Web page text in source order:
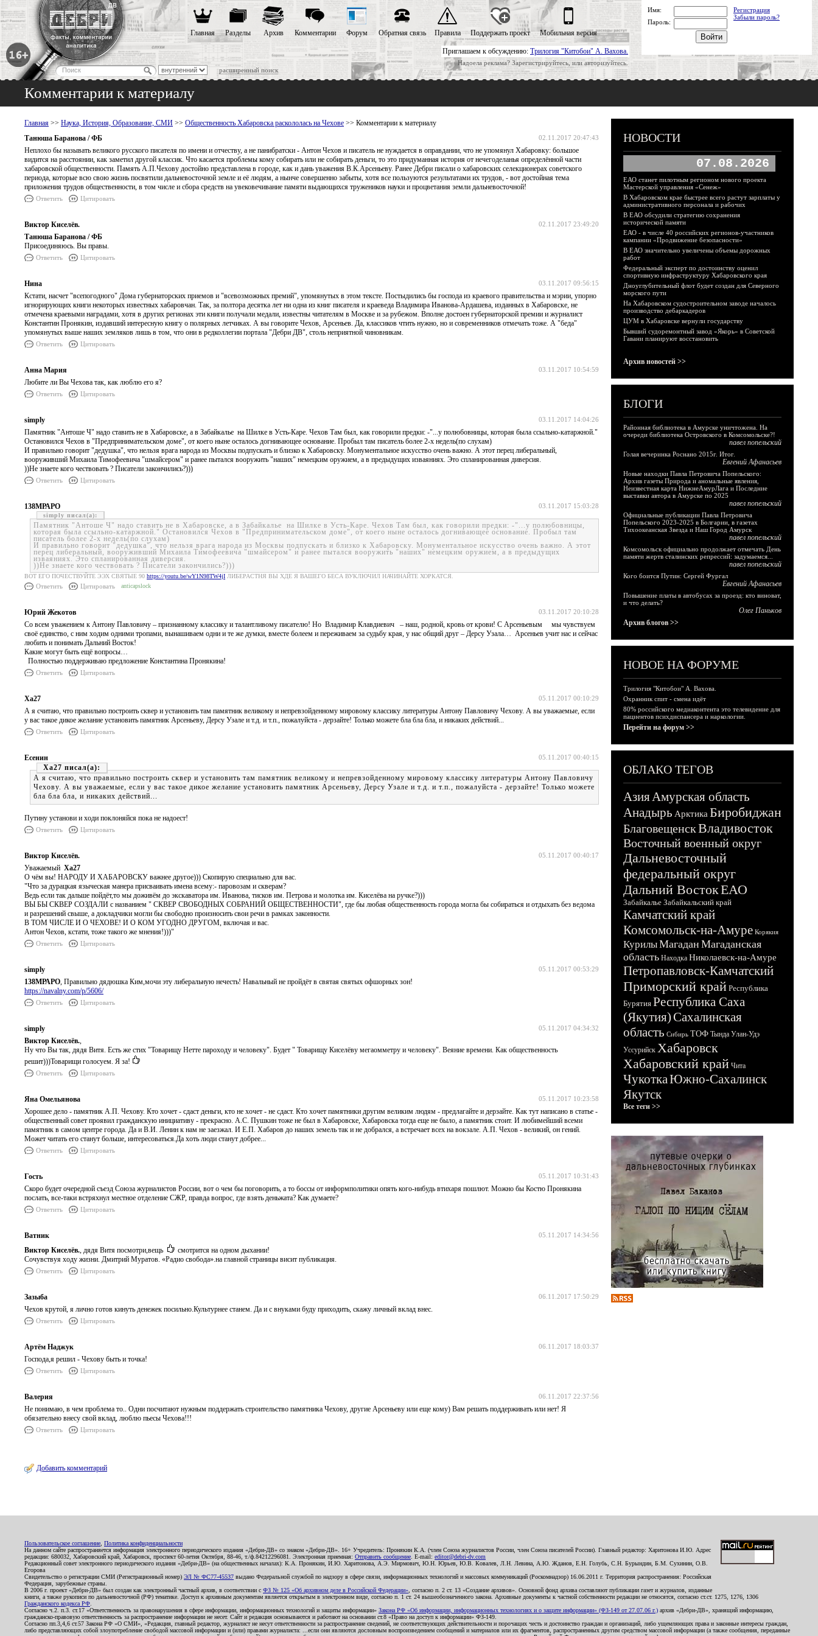
Приглашаем к обсуждению: Трилогия "Китобои" А. Вахова.
Надоела реклама? Зарегистрируйтесь, или авторизуйтесь.
расширенный поиск
Главная Разделы Архив Комментарии Форум Обратная связь Правила Поддержать проект Мобильная версия
Имя:
Регистрация
Забыли пароль?
Пароль:
Комментарии к материалу
Главная >> Наука, История, Образование, СМИ >> Общественность Хабаровска раскололась на Чехове >> Комментарии к материалу
02.11.2017 20:47:43
Танюша Баранова / ФБ
Неплохо бы называть великого русского писателя по имени и отчеству, а не панибратски - Антон Чехов и писатель не нуждается в оправдании, что не упомянул Хабаровку: большое
видится на расстоянии, как заметил другой классик. Что касается проблемы кому собирать или не собирать деньги, то это придуманная история от нечегоделанья определённой части
хабаровской общественности. Память А.П.Чехову достойно представлена в городе, как и дань уважения В.К.Арсеньеву. Ранее Дебри писали о хабаровских селекционерах советского
периода, которые всю свою жизнь посвятили дальневосточной земле и её людям, а нынче совершенно забыты, хотя все пользуются результатами их трудов, - вот достойная тема
приложения трудов общественности, в том числе и сбора средств на увековечивание памяти выдающихся тружеников науки и процветания земли дальневосточной!
Ответить Цитировать
02.11.2017 23:49:20
Виктор Киселёв.
Танюша Баранова / ФБ
Присоединяюсь. Вы правы.
Ответить Цитировать
03.11.2017 09:56:15
Нина
Кстати, насчет "всепогодного" Дома губернаторских приемов и "всевозможных премий", упомянутых в этом тексте. Постыдились бы господа из краевого правительства и мэрии, упорно
игнорирующих книги некоторых известных хабаровчан. Так, за полтора десятка лет ни одна из книг писателя и краеведа Владимира Иванова-Ардашева, изданных в Хабаровске, не
отмечена краевыми наградами, хотя в других регионах эти книги получали медали, известны читателям в Москве и за рубежом. Вполне достоен губернаторской премии и журналист
Константин Пронякин, издавший интересную книгу о полярных летчиках. А вы говорите Чехов, Арсеньев. Да, классиков чтить нужно, но и современников отмечать тоже. А "беда"
упомянутых выше наших земляков лишь в том, что они в редколлегии портала "Дебри ДВ", столь неприятной чиновникам.
Ответить Цитировать
03.11.2017 10:54:59
Анна Мария
Любите ли Вы Чехова так, как люблю его я?
Ответить Цитировать
03.11.2017 14:04:26
simply
Памятник "Антоше Ч" надо ставить не в Хабаровске, а в Забайкалье на Шилке в Усть-Каре. Чехов Там был, как говорили предки: -"...у полюбовницы, которая была ссыльно-катаржной."
Остановился Чехов в "Предпринимательском доме", от коего ныне осталось догнивающее основание. Пробыл там писатель более 2-х недель(по слухам)
И правильно говорит "дедушка", что нельзя врага народа из Москвы подпускать и близко к Хабаровску. Монументальное искусство очень важно. А этот перец либеральный,
вооруживший Михаила Тимофеевича "шмайсером" и ранее пытался вооружить "наших" немецким оружием, а в предыдущих изваяниях. Это спланированная диверсия.
))Не знаете кого чествовать ? Писатели закончились?)))
Ответить Цитировать
03.11.2017 15:03:28
138МРАРО
simply
Памятник "Антоше Ч" надо ставить не в Хабаровске, а в Забайкалье на Шилке в Усть-Каре. Чехов Там был, как говорили предки: -"...у полюбовницы,
которая была ссыльно-катаржной." Остановился Чехов в "Предпринимательском доме", от коего ныне осталось догнивающее основание. Пробыл там
писатель более 2-х недель(по слухам)
И правильно говорит "дедушка", что нельзя врага народа из Москвы подпускать и близко к Хабаровску. Монументальное искусство очень важно. А этот
перец либеральный, вооруживший Михаила Тимофеевича "шмайсером" и ранее пытался вооружить "наших" немецким оружием, а в предыдущих
изваяниях. Это спланированная диверсия.
))Не знаете кого чествовать ? Писатели закончились?)))
ВОТ ЕГО ПОЧЕСТВУЙТЕ ЭЭХ СВЯТЫЕ 90 https://youtu.be/wY1N98TW4jI ЛИБЕРАСТНЯ ВЫ ХДЕ Я ВАШЕГО БЕСА ВУКЛЮЧИЛ НАЧИНАЙТЕ ХОРКАТСЯ.
Ответить Цитировать anticapslock
03.11.2017 20:10:28
Юрий Жекотов
Со всем уважением к Антону Павловичу – признанному классику и талантливому писателю! Но Владимир Клавдиевич – наш, родной, кровь от крови! С Арсеньевым мы чувствуем
своё единство, с ним ходим одними тропами, вынашиваем одни и те же думки, вместе болеем и переживаем за судьбу края, у нас общий друг – Дерсу Узала… Арсеньев учит нас и сейчас
любить и понимать Дальний Восток!
Какие могут быть ещё вопросы…
Полностью поддерживаю предложение Константина Пронякина!
Ответить Цитировать
05.11.2017 00:10:29
Ха27
А я считаю, что правильно построить сквер и установить там памятник великому и непревзойденному мировому классику литературы Антону Павловичу Чехову. А вы уважаемые, если
у вас такое дикое желание установить памятник Арсеньеву, Дерсу Узале и т.д. и т.п., пожалуйста - дерзайте! Только можете бла бла бла, и никаких действий...
Ответить Цитировать
05.11.2017 00:40:15
Есенин
Ха27
А я считаю, что правильно построить сквер и установить там памятник великому и непревзойденному мировому классику литературы Антону Павловичу
Чехову. А вы уважаемые, если у вас такое дикое желание установить памятник Арсеньеву, Дерсу Узале и т.д. и т.п., пожалуйста - дерзайте! Только можете
бла бла бла, и никаких действий...
Путину установи и ходи поклоняйся пока не надоест!
Ответить Цитировать
05.11.2017 00:40:17
Виктор Киселёв.
Уважаемый Ха27
О чём вы! НАРОДУ И ХАБАРОВСКУ важнее другое))) Скопирую специально для вас.
"Что за дурацкая языческая манера присваивать имена всему:- паровозам и скверам?
Ведь если так дальше пойдёт,то мы доживём до экскаватора им. Иванова, тисков им. Петрова и молотка им. Киселёва на ручке?)))
ВЫ БЫ СКВЕР СОЗДАЛИ с названием " СКВЕР СВОБОДНЫХ СОБРАНИЙ ОБЩЕСТВЕННОСТИ", где бы любая общественность города могла бы собираться и отдыхать без ведома
и разрешений свыше, а докладчики могли бы свободно произносить свои речи в рамках законности.
В ТОМ ЧИСЛЕ И О ЧЕХОВЕ! И О КОМ УГОДНО ДРУГОМ, включая и вас.
Антон Чехов, кстати, тоже такого же мнения!)))"
Ответить Цитировать
05.11.2017 00:53:29
simply
138МРАРО, Правильно дядюшка Ким,мочи эту либеральную нечесть! Навальный не пройдёт в святая святых офшорных зон!
https://navalny.com/p/5606/
Ответить Цитировать
05.11.2017 04:34:32
simply
Виктор Киселёв.,
Ну что Вы так, дядя Витя. Есть же стих "Товарищу Нетте пароходу и человеку". Будет " Товарищу Киселёву мегаомметру и человеку". Веяние времени. Как общественность
решит)))Товарищи голосуем. Я за!
Ответить Цитировать
05.11.2017 10:23:58
Яна Омельянова
Хорошее дело - памятник А.П. Чехову. Кто хочет - сдаст деньги, кто не хочет - не сдаст. Кто хочет памятники другим великим людям - предлагайте и дерзайте. Как тут написано в статье -
общественный совет проявил гражданскую инициативу - прекрасно. А.С. Пушкин тоже не был в Хабаровске, Хабаровска тогда еще не было, а памятник стоит. И любимейший всеми
памятник в самом центре города. Да и В.И. Ленин к нам не заезжал. И Е.П. Хабаров до наших земель так и не добрался, а встречает всех на вокзале. А.П. Чехов - великий, он гений.
Может читать его станут больше, интересоваться.Да хоть люди станут добрее...
Ответить Цитировать
05.11.2017 10:31:43
Гость
Скоро будет очередной съезд Союза журналистов России, вот о чем бы поговорить, а то боссы от информполитики опять кого-нибудь втихаря пошлют. Можно бы Костю Пронякина
послать, все-таки встряхнул местное отделение СЖР, правда вопрос, где взять деньжата? Как думаете?
Ответить Цитировать
05.11.2017 14:34:56
Ватник
Виктор Киселёв., дядя Витя посмотри,вещь
смотрится на одном дыхании!
Сочувствуя ходу жизни. Дмитрий Муратов. «Радио свобода».на главной страницы висит публикация.
Ответить Цитировать
06.11.2017 17:50:29
Зазыба
Чехов крутой, я лично готов кинуть денежек посильно.Культурнее станем. Да и с внуками буду приходить, скажу личный вклад внес.
Ответить Цитировать
06.11.2017 18:03:37
Артём Наджук
Господа,я решил - Чехову быть и точка!
Ответить Цитировать
06.11.2017 22:37:56
Валерия
Не понимаю, в чем проблема то.. Одни посчитают нужным поддержать строительство памятника Чехову, другие Арсеньеву или еще кому) Вам решать поддерживать или нет! Я
обязательно внесу свой вклад, люблю пьесы Чехова!!!
Ответить Цитировать
Добавить комментарий
НОВОСТИ
07.08.2026
ЕАО станет пилотным регионом нового проекта
Мастерской управления «Сенеж»
В Хабаровском крае быстрее всего растут зарплаты у
административного персонала и рабочих
В ЕАО обсудили стратегию сохранения
исторической памяти
ЕАО - в числе 40 российских регионов-участников
кампании «Продвижение безопасности»
В ЕАО значительно увеличены объемы дорожных
работ
Федеральный эксперт по достоинству оценил
спортивную инфраструктуру Хабаровского края
Дноуглубительный флот будет создан для Северного
морского пути
На Хабаровском судостроительном заводе началось
производство дебаркадеров
ЦУМ в Хабаровске вернули государству
Бывший судоремонтный завод «Якорь» в Советской
Гавани планируют восстановить
Архив новостей >>
БЛОГИ
Районная библиотека в Амурске уничтожена. На
очереди библиотека Островского в Комсомольске?!
павел попельский
Голая вечеринка Роснано 2015г. Итог.
Евгений Афанасьев
Новые находки Павла Петровича Попельского:
Архив газеты Природа и аномальные явления,
Неизвестная карта НижнеАмурЛага и Последние
выставки автора в Амурске по 2025
павел попельский
Официальные публикации Павла Петровича
Попельского 2023-2025 в Болгарии, в газетах
Тихоокеанская Звезда и Наш Город Амурск
павел попельский
Комсомольск официально продолжает отмечать День
памяти жертв сталинских репрессий: задумаемся...
павел попельский
Кого боится Путин: Сергей Фургал
Евгений Афанасьев
Повышение платы в автобусах за проезд: кто виноват,
и что делать?
Олег Паньков
Архив блогов >>
НОВОЕ НА ФОРУМЕ
Трилогия "Китобои" А. Вахова.
Охранник спит - смена идёт
80% российского медиаконтента это телевидение для
пациентов психдиспансера и наркологии.
Перейти на форум >>
ОБЛАКО ТЕГОВ
АзияАмурская область
Анадырь Арктика Биробиджан
БлаговещенскВладивосток
Восточный военный округ
Дальневосточный
федеральный округ
Дальний ВостокЕАО
Забайкалье Забайкальский край
Камчатский край
Комсомольск-на-Амуре Корякия
КурилыМагадан Магаданская
область Находка Николаевск-на-Амуре
Петропавловск-Камчатский
Приморский край Республика
Бурятия Республика Саха
(Якутия)Сахалинская
область Сибирь ТОФ Тында Улан-Удэ
Уссурийск Хабаровск
Хабаровский край Чита
ЧукоткаЮжно-Сахалинск
Якутск
Все теги >>
Пользовательское соглашение Политика конфиденциальности
На данном сайте распространяется информация электронного периодического издания «Дебри-ДВ» со знаком «Дебри-ДВ». 16+ Учредитель: Пронякин К.А. (член Союза журналистов России, член Союза писателей России). Главный редактор: Харитонова И.Ю. Адрес
редакции: 680032, Хабаровский край, Хабаровск, проспект 60-летия Октября, 88-46, т./ф.84212296081. Электронная приемная: Отправить сообщение . E-mail: editor@debri-dv.com
Редакционный совет электронного периодического издания «Дебри-ДВ» (на общественных началах): К.А. Пронякин, И.Ю. Харитонова, А.Э. Мирмович, Ю.Н. Юрьев, Ю.В. Ковалев, Л.Н. Левина, А.Ю. Жданов, Е.Н. Голубь, С.Н. Бурындин, Б.М. Сухинин, О.В.
Егорова
Свидетельство о регистрации СМИ (Регистрационный номер) ЭЛ № ФС77-45537 выдано Федеральной службой по надзору в сфере связи, информационных технологий и массовых коммуникаций (Роскомнадзор) 16.06.2011 г. Территория распространения: Российская
Федерация, зарубежные страны.
В 2006 г. проект «Дебри-ДВ» был создан как электронный частный архив, в соответствии с ФЗ № 125 «Об архивном деле в Российской Федерации» , согласно п. 2 ст. 13 «Создание архивов». Основной фонд архива составляют публикации газет и журналов, изданные
книги, а также рукописи по дальневосточной (РФ) тематике. Доступ к архивным документам является открытым в электронном виде, согласно п. 1 ст. 24 вышеобозначенного закона. Архивные документы к частной собственности редакции не относятся, согласно ст.ст. 1275, 1276, 1306
Гражданского кодекса РФ
Согласно ч.2. п.3. ст.17 «Ответственность за правонарушения в сфере информации, информационных технологий и защиты информации» Закона РФ «Об информации, информационных технологиях и о защите информации» (ФЗ-149 от 27.07.06 г.) архив «Дебри-ДВ», хранящий информацию,
гражданско-правовую ответственность за распространение информации не несет. Сайт и редакция основываются и работают на основании ст.8 «Право на доступ к информации» ФЗ-149.
Согласно пп.3,4,6 ст.57 Закона РФ «О СМИ», «Редакция, главный редактор, журналист не несут ответственности за распространение сведений, не соответствующих действительности и порочащих честь и достоинство граждан и организаций, либо ущемляющих права и законные интересы граждан,
либо представляющих собой злоупотребление свободой массовой информации и (или) правами журналиста: ...если они являются дословным воспроизведением сообщений и материалов или их фрагментов, распространенных другим средством массовой информации (а также сообщения, переданные